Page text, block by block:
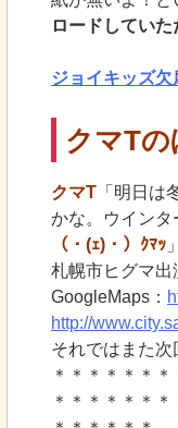
ロードしていた
ジョイキッズ欠
クマT
クマT 「明日は
かな。ウイン
（・(ｪ)・）ｸﾏｯ 」
札幌市ヒグマ出
GoogleMaps：
http://
それではまた次
＊＊＊＊＊＊
＊＊＊＊＊＊